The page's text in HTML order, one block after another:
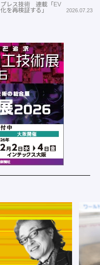
プレス技術 連載「EV
化を再検証する」
2026.07.23